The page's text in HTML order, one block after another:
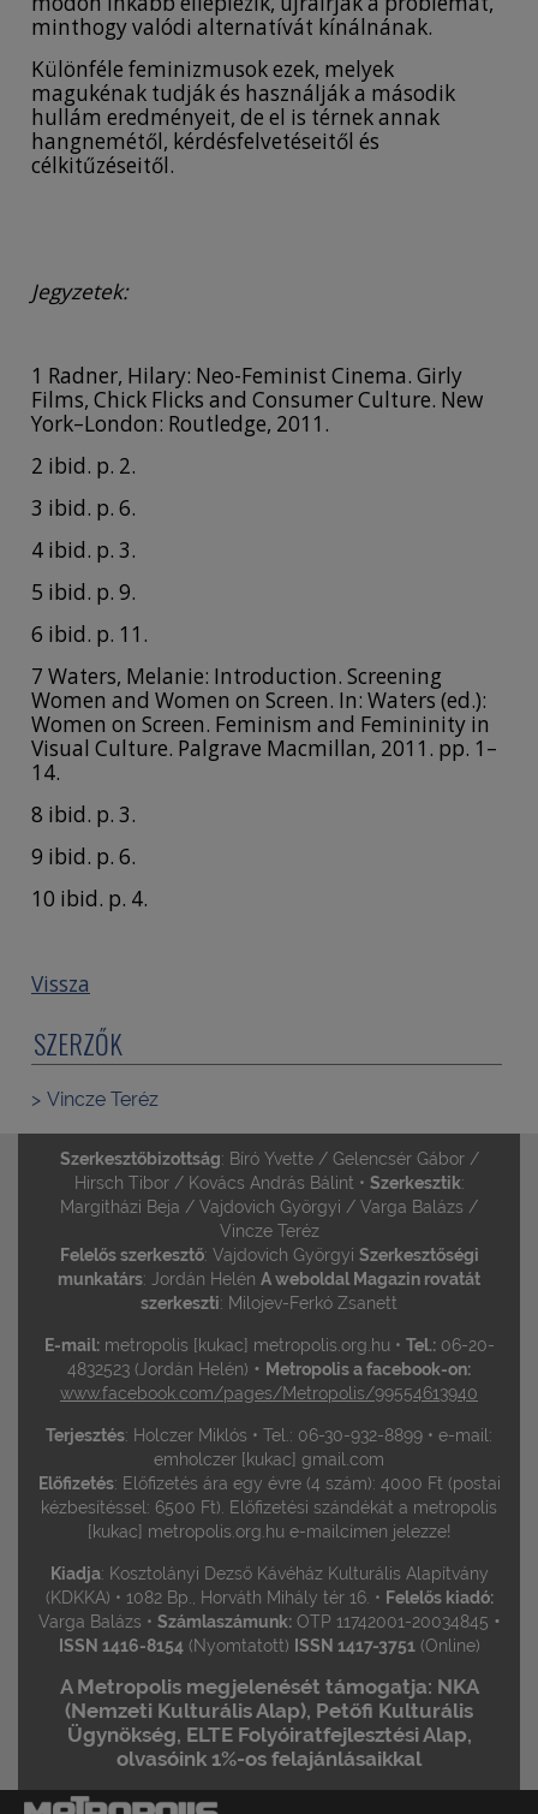
minthogy valódi alternatívát kínálnának.
Különféle feminizmusok ezek, melyek
magukénak tudják és használják a második
hullám eredményeit, de el is térnek annak
hangnemétől, kérdésfelvetéseitől és
célkitűzéseitől.
Jegyzetek:
1 Radner, Hilary: Neo-Feminist Cinema. Girly
Films, Chick Flicks and Consumer Culture. New
York–London: Routledge, 2011.
2 ibid. p. 2.
3 ibid. p. 6.
4 ibid. p. 3.
5 ibid. p. 9.
6 ibid. p. 11.
7 Waters, Melanie: Introduction. Screening
Women and Women on Screen. In: Waters (ed.):
Women on Screen. Feminism and Femininity in
Visual Culture. Palgrave Macmillan, 2011. pp. 1–
14.
8 ibid. p. 3.
9 ibid. p. 6.
10 ibid. p. 4.
Vissza
SZERZŐK
Vincze Teréz
Szerkesztőbizottság: Bíró Yvette / Gelencsér Gábor /
Hirsch Tibor / Kovács András Bálint • Szerkesztik:
Margitházi Beja / Vajdovich Györgyi / Varga Balázs /
Vincze Teréz
Felelős szerkesztő: Vajdovich Györgyi Szerkesztőségi
munkatárs: Jordán Helén A weboldal Magazin rovatát
szerkeszti: Milojev-Ferkó Zsanett
E-mail:metropolis [kukac] metropolis.org.hu • Tel.:06-20-
4832523 (Jordán Helén) • Metropolis a facebook-on:
www.facebook.com/pages/Metropolis/99554613940
Terjesztés: Holczer Miklós • Tel.: 06-30-932-8899 • e-mail:
emholczer [kukac] gmail.com
Előfizetés: Előfizetés ára egy évre (4 szám): 4000 Ft (postai
kézbesítéssel: 6500 Ft). Előfizetési szándékát a metropolis
[kukac] metropolis.org.hu e-mailcímen jelezze!
Kiadja: Kosztolányi Dezső Kávéház Kulturális Alapítvány
(KDKKA) • 1082 Bp., Horváth Mihály tér 16. • Felelős kiadó:
Varga Balázs • Számlaszámunk:OTP 11742001-20034845 •
ISSN 1416-8154(Nyomtatott) ISSN 1417-3751(Online)
A Metropolis megjelenését támogatja: NKA
(Nemzeti Kulturális Alap), Petőfi Kulturális
Ügynökség, ELTE Folyóiratfejlesztési Alap,
olvasóink 1%-os felajánlásaikkal